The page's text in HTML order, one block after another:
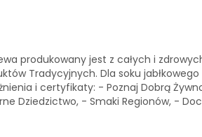
produkowany jest z całych i
Tradycyjnych. Dla soku jabłkowego
i certyfikaty: - Poznaj Dobrą
Dziedzictwo, - Smaki Regionów, -